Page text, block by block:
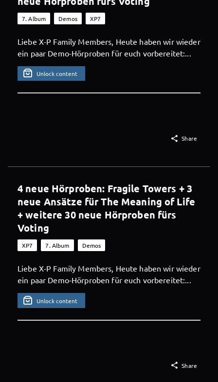
7. Album Demos XP7
Liebe X-P Family Members, Heute haben wir wieder
ein paar Demo-Hörproben für euch vorbereitet:...
Unlock content
 Share
4 neue Hörproben: Fragile Towers + 3
neue Ansätze für The Meaning of Life
+ weitere 30 neue Hörproben fürs
Voting
XP7 7. Album Demos
Liebe X-P Family Members, Heute haben wir wieder
ein paar Demo-Hörproben für euch vorbereitet:...
Unlock content
 Share